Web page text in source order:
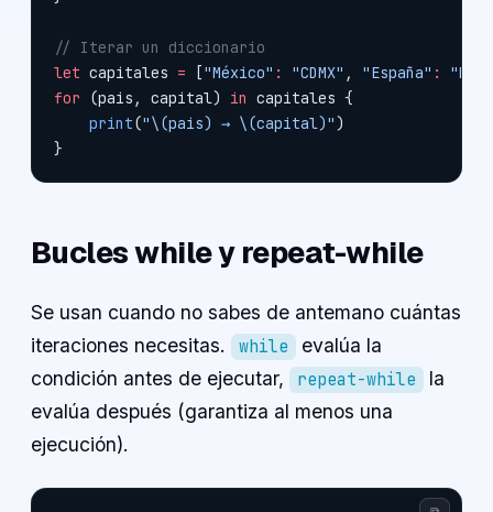
// Iterar un diccionario
let capitales = ["México" : "CDMX" , "España" :
for (pais, capital) in capitales {
    print
("\(pais) → \(capital)")
}
Bucles while y repeat-while
Se usan cuando no sabes de antemano cuántas
iteraciones necesitas.
while
evalúa la
condición antes de ejecutar,
repeat-while
la
evalúa después (garantiza al menos una
ejecución).